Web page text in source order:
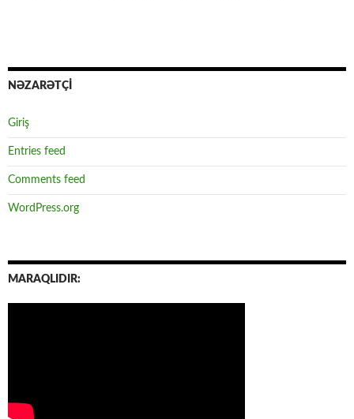
NƏZARƏTÇİ
Giriş
Entries feed
Comments feed
WordPress.org
MARAQLIDIR: